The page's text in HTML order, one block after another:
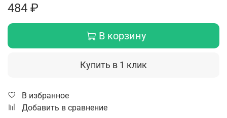
484 ₽
В корзину
Купить в 1 клик
В избранное
Добавить в сравнение